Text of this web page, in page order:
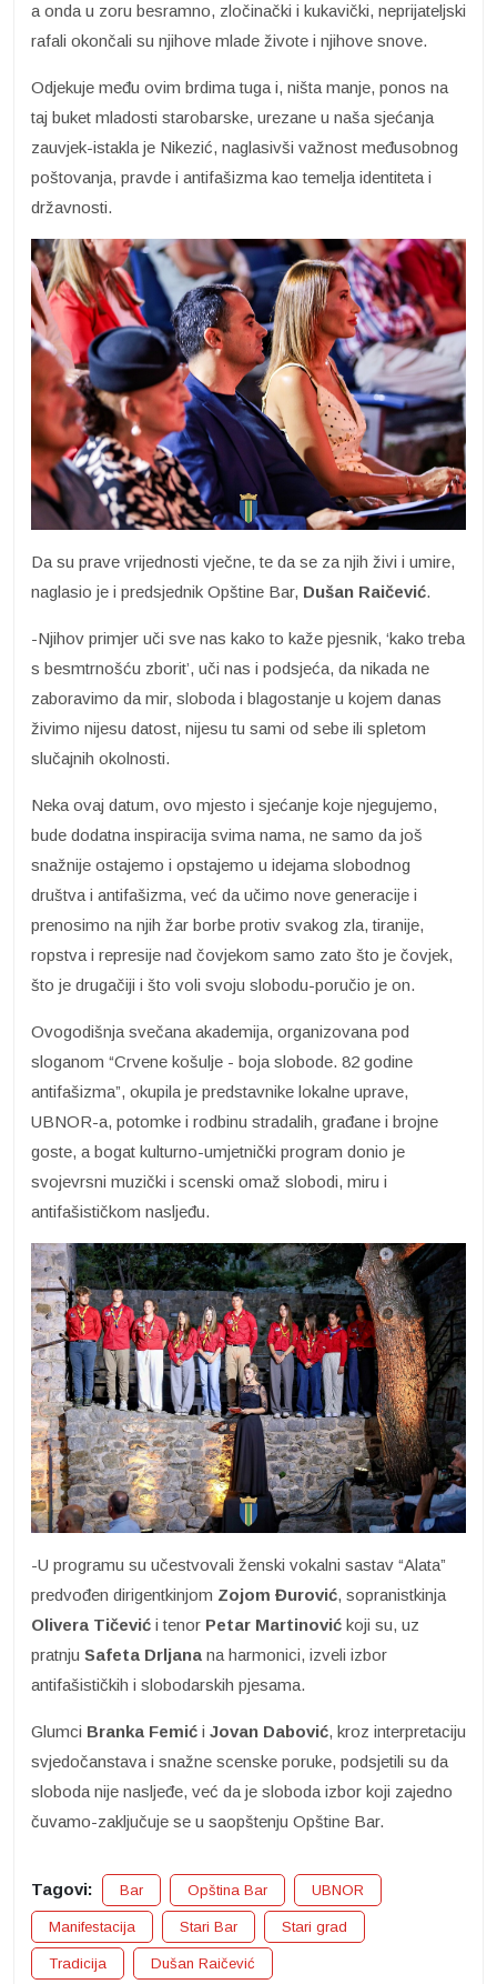
a onda u zoru besramno, zločinački i kukavički, neprijateljski
rafali okončali su njihove mlade živote i njihove snove.
Odjekuje među ovim brdima tuga i, ništa manje, ponos na
taj buket mladosti starobarske, urezane u naša sjećanja
zauvjek-istakla je Nikezić, naglasivši važnost međusobnog
poštovanja, pravde i antifašizma kao temelja identiteta i
državnosti.
Da su prave vrijednosti vječne, te da se za njih živi i umire,
naglasio je i predsjednik Opštine Bar, Dušan Raičević.
-Njihov primjer uči sve nas kako to kaže pjesnik, ‘kako treba
s besmtrnošću zborit’, uči nas i podsjeća, da nikada ne
zaboravimo da mir, sloboda i blagostanje u kojem danas
živimo nijesu datost, nijesu tu sami od sebe ili spletom
slučajnih okolnosti.
Neka ovaj datum, ovo mjesto i sjećanje koje njegujemo,
bude dodatna inspiracija svima nama, ne samo da još
snažnije ostajemo i opstajemo u idejama slobodnog
društva i antifašizma, već da učimo nove generacije i
prenosimo na njih žar borbe protiv svakog zla, tiranije,
ropstva i represije nad čovjekom samo zato što je čovjek,
što je drugačiji i što voli svoju slobodu-poručio je on.
Ovogodišnja svečana akademija, organizovana pod
sloganom “Crvene košulje - boja slobode. 82 godine
antifašizma”, okupila je predstavnike lokalne uprave,
UBNOR-a, potomke i rodbinu stradalih, građane i brojne
goste, a bogat kulturno-umjetnički program donio je
svojevrsni muzički i scenski omaž slobodi, miru i
antifašističkom nasljeđu.
-U programu su učestvovali ženski vokalni sastav “Alata”
predvođen dirigentkinjom Zojom Đurović, sopranistkinja
Olivera Tičević i tenor Petar Martinović koji su, uz
pratnju Safeta Drljana na harmonici, izveli izbor
antifašističkih i slobodarskih pjesama.
Glumci Branka Femić i Jovan Dabović, kroz interpretaciju
svjedočanstava i snažne scenske poruke, podsjetili su da
sloboda nije nasljeđe, već da je sloboda izbor koji zajedno
čuvamo-zaključuje se u saopštenju Opštine Bar.
Tagovi: Bar Opština Bar UBNOR
Manifestacija Stari Bar Stari grad
Tradicija Dušan Raičević